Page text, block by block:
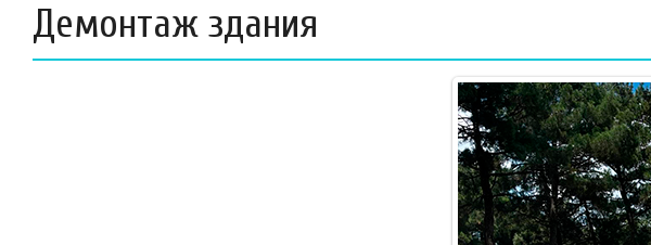
Демонтаж здания